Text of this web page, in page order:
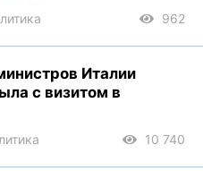
962
Италии
с визитом в
10 740